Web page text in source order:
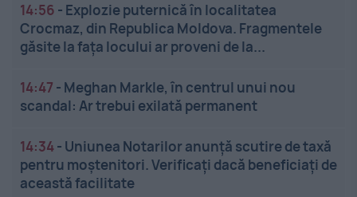
14:56 - Explozie puternică în localitatea
Crocmaz, din Republica Moldova. Fragmentele
găsite la fața locului ar proveni de la...
14:47 - Meghan Markle, în centrul unui nou
scandal: Ar trebui exilată permanent
14:34- Uniunea Notarilor anunță scutire de taxă
pentru moștenitori. Verificați dacă beneficiați de
această facilitate